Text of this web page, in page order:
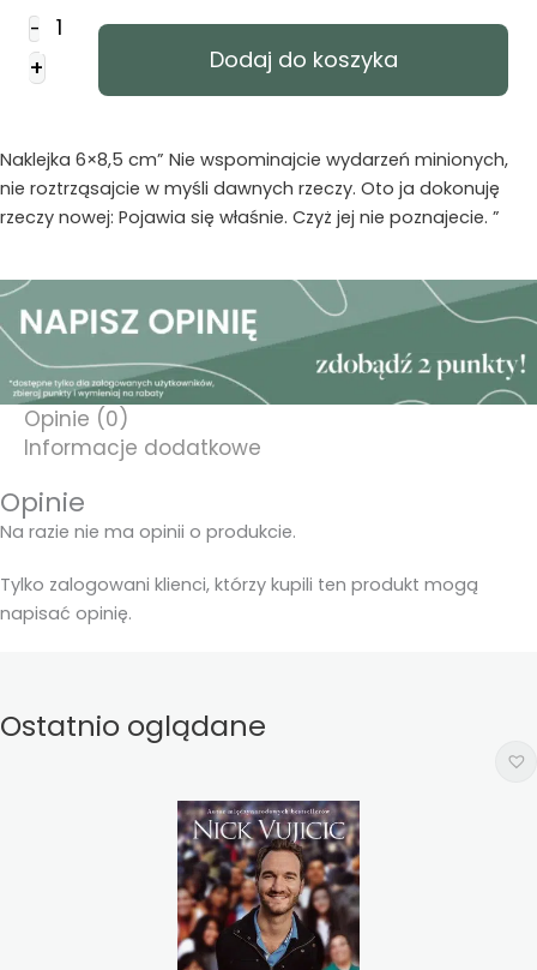
-
ilość
Naklejka
prostokąt
wspominajcie
-
zachód
+ Dodaj do koszyka
Naklejka 6×8,5 cm” Nie wspominajcie wydarzeń minionych,
nie roztrząsajcie w myśli dawnych rzeczy. Oto ja dokonuję
rzeczy nowej: Pojawia się właśnie. Czyż jej nie poznajecie. ”
Opinie (0)
Informacje dodatkowe
Opinie
Na razie nie ma opinii o produkcie.
Tylko zalogowani klienci, którzy kupili ten produkt mogą
napisać opinię.
Ostatnio oglądane